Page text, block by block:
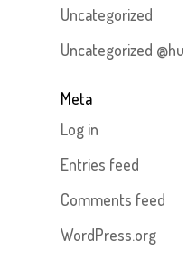
Uncategorized
Uncategorized @hu
Meta
Log in
Entries feed
Comments feed
WordPress.org